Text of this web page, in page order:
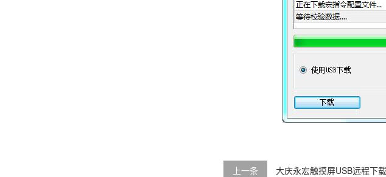
上一条
大庆永宏触摸屏USB远程下